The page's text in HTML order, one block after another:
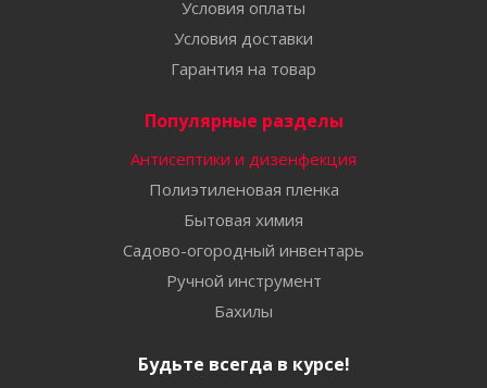
Условия оплаты
Условия доставки
Гарантия на товар
Популярные разделы
Антисептики и дизенфекция
Полиэтиленовая пленка
Бытовая химия
Садово-огородный инвентарь
Ручной инструмент
Бахилы
Будьте всегда в курсе!